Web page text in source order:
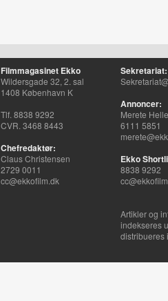
Filmmagasinet Ekko
Wildersgade 32, 2. sal
1408 København K
Tlf. 8838 9292
CVR. 3468 8443
Chefredaktør:
Claus Christensen
2729 0011
cc@ekkofilm.dk
Sekretariat:
Annoncer:
Merete
6111 5851
Ekko
8838 9292
Artikler og
indekseres
distribueres